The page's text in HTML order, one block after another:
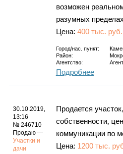
возможен
разумных
Цена: 400 тыс. руб.
Город/нас. пункт:
Район:
Агентство:
Подробнее
30.10.2019,
13:16
№ 246710
Продаю —
Участки и
дачи
Продается
собственности,
коммуникации по
Цена: 1200 тыс.